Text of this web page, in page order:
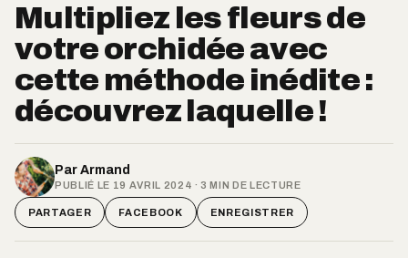
Multipliez les fleurs de
votre orchidée avec
cette méthode inédite :
découvrez laquelle !
Par Armand
PUBLIÉ LE 19 AVRIL 2024 · 3 MIN DE LECTURE
PARTAGER FACEBOOK ENREGISTRER